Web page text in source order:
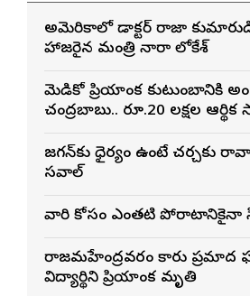
అమెరికాలో డాక్టర్ రాజా
హాజరైన మంత్రి నారా లోకేశ్
మెడికో ప్రియాంక కుటుంబానికి
చంద్రబాబు.. రూ.20 లక్షల
జగన్‌కు ధైర్యం ఉంటే చర్చకు
సవాల్
వారి కోసం ఎంతటి పోరాటానికైనా
రాజమహేంద్రవరం కారు ప్రమాద
విద్యార్థిని ప్రియాంక మృతి